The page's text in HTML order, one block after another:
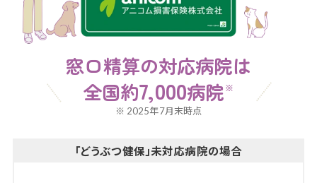
窓口精算の対応病院は
全国約7,000病院※
※ 2025年7月末時点
「どうぶつ健保」未対応病院の場合